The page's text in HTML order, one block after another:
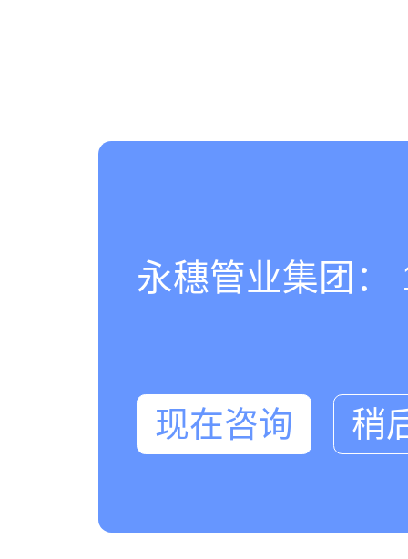
永穗管业集团：
现在咨询 稍